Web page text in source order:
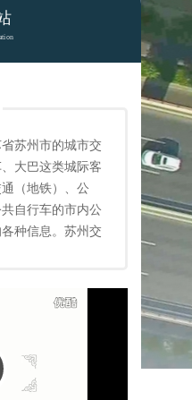
苏州市的城市交
大巴这类城际客
（地铁）、公
自行车的市内公
种信息。苏州交